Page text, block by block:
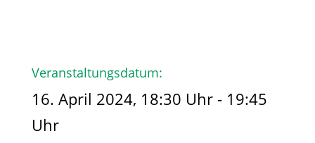
Veranstaltungsdatum:
16. April 2024, 18:30 Uhr - 19:45
Uhr